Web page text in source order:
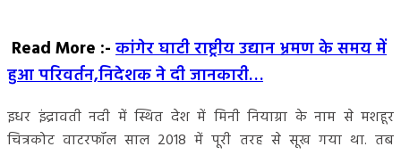
Read More :- कांगेर घाटी राष्ट्रीय उद्यान भ्रमण के समय में
हुआ परिवर्तन,निदेशक ने दी जानकारी…
इधर इंद्रावती नदी में स्थित देश में मिनी नियाग्रा के नाम से मशहूर
चित्रकोट वाटरफॉल साल 2018 में पूरी तरह से सूख गया था. तब